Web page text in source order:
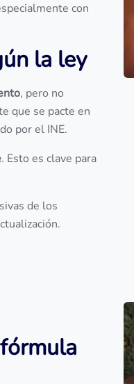
con
la ley
, pero no
que se pacte en
por el INE.
. Esto es clave para
de los